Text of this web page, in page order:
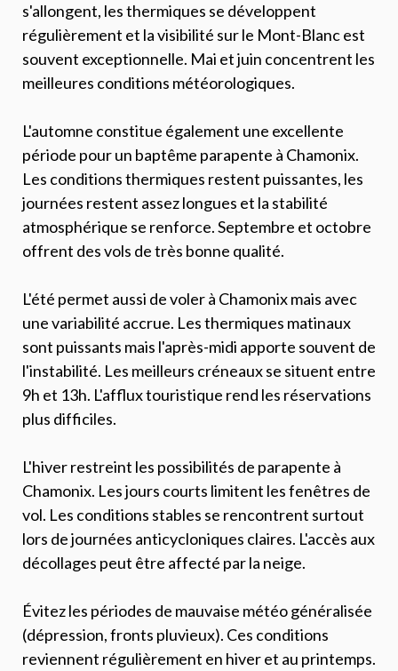
s'allongent, les thermiques se développent
régulièrement et la visibilité sur le Mont-Blanc est
souvent exceptionnelle. Mai et juin concentrent les
meilleures conditions météorologiques.
L'automne constitue également une excellente
période pour un baptême parapente à Chamonix.
Les conditions thermiques restent puissantes, les
journées restent assez longues et la stabilité
atmosphérique se renforce. Septembre et octobre
offrent des vols de très bonne qualité.
L'été permet aussi de voler à Chamonix mais avec
une variabilité accrue. Les thermiques matinaux
sont puissants mais l'après-midi apporte souvent de
l'instabilité. Les meilleurs créneaux se situent entre
9h et 13h. L'afflux touristique rend les réservations
plus difficiles.
L'hiver restreint les possibilités de parapente à
Chamonix. Les jours courts limitent les fenêtres de
vol. Les conditions stables se rencontrent surtout
lors de journées anticycloniques claires. L'accès aux
décollages peut être affecté par la neige.
Évitez les périodes de mauvaise météo généralisée
(dépression, fronts pluvieux). Ces conditions
reviennent régulièrement en hiver et au printemps.